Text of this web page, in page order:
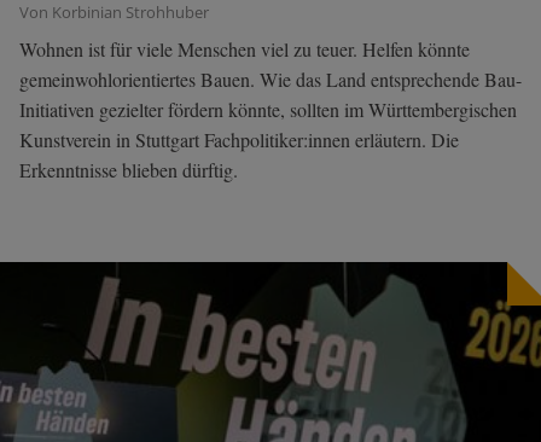
Von Korbinian Strohhuber
Wohnen ist für viele Menschen viel zu teuer. Helfen könnte
gemeinwohlorientiertes Bauen. Wie das Land entsprechende Bau-
Initiativen gezielter fördern könnte, sollten im Württembergischen
Kunstverein in Stuttgart Fachpolitiker:innen erläutern. Die
Erkenntnisse blieben dürftig.